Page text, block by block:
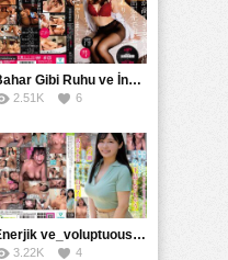
Bahar Gibi Ruhu ve İncelikle Doldurmak
2.51K 6
Enerjik ve_voluptuous Üniversite Kızının H Kupa Büyüklüğündeki Göğüsleri ve Çılgın Orgazmı
3.22K 4